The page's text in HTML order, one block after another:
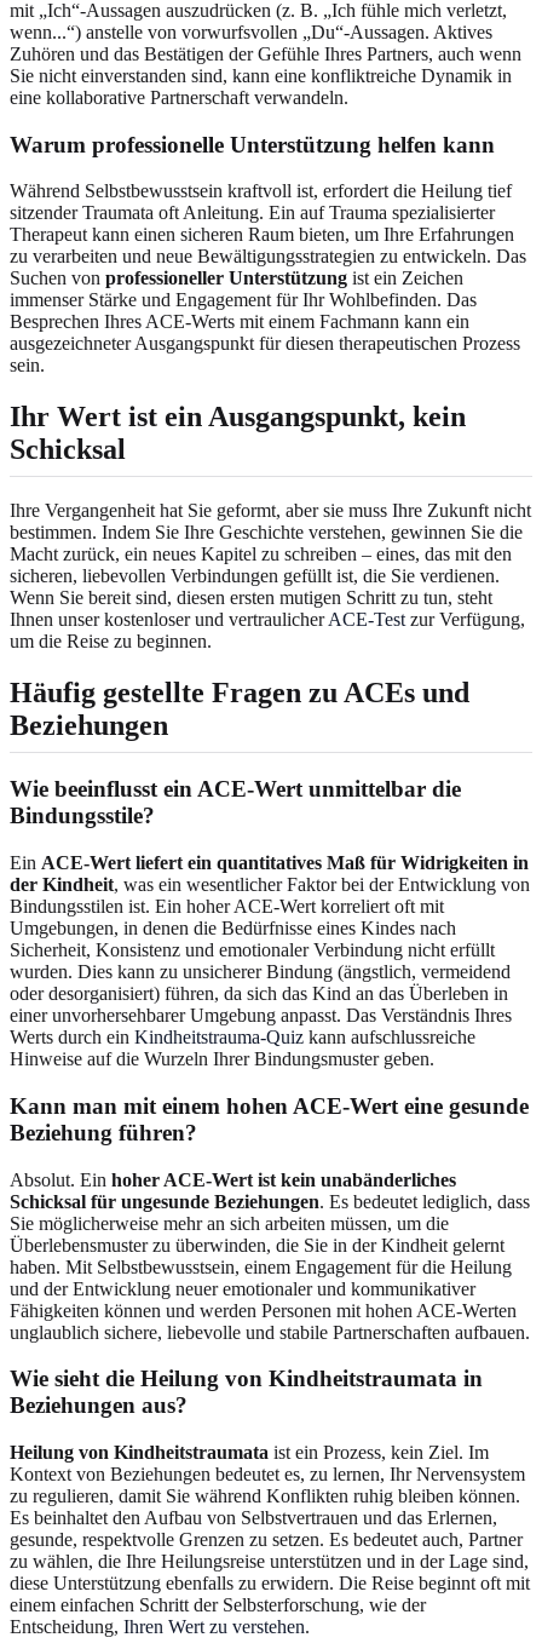
mit „Ich“-Aussagen auszudrücken (z. B. „Ich fühle mich verletzt,
wenn...“) anstelle von vorwurfsvollen „Du“-Aussagen. Aktives
Zuhören und das Bestätigen der Gefühle Ihres Partners, auch wenn
Sie nicht einverstanden sind, kann eine konfliktreiche Dynamik in
eine kollaborative Partnerschaft verwandeln.
Warum professionelle Unterstützung helfen kann
Während Selbstbewusstsein kraftvoll ist, erfordert die Heilung tief
sitzender Traumata oft Anleitung. Ein auf Trauma spezialisierter
Therapeut kann einen sicheren Raum bieten, um Ihre Erfahrungen
zu verarbeiten und neue Bewältigungsstrategien zu entwickeln. Das
Suchen von professioneller Unterstützung ist ein Zeichen
immenser Stärke und Engagement für Ihr Wohlbefinden. Das
Besprechen Ihres ACE-Werts mit einem Fachmann kann ein
ausgezeichneter Ausgangspunkt für diesen therapeutischen Prozess
sein.
Ihr Wert ist ein Ausgangspunkt, kein
Schicksal
Ihre Vergangenheit hat Sie geformt, aber sie muss Ihre Zukunft nicht
bestimmen. Indem Sie Ihre Geschichte verstehen, gewinnen Sie die
Macht zurück, ein neues Kapitel zu schreiben – eines, das mit den
sicheren, liebevollen Verbindungen gefüllt ist, die Sie verdienen.
Wenn Sie bereit sind, diesen ersten mutigen Schritt zu tun, steht
Ihnen unser kostenloser und vertraulicherACE-Testzur Verfügung,
um die Reise zu beginnen.
Häufig gestellte Fragen zu ACEs und
Beziehungen
Wie beeinflusst ein ACE-Wert unmittelbar die
Bindungsstile?
Ein ACE-Wert liefert ein quantitatives Maß für Widrigkeiten in
der Kindheit, was ein wesentlicher Faktor bei der Entwicklung von
Bindungsstilen ist. Ein hoher ACE-Wert korreliert oft mit
Umgebungen, in denen die Bedürfnisse eines Kindes nach
Sicherheit, Konsistenz und emotionaler Verbindung nicht erfüllt
wurden. Dies kann zu unsicherer Bindung (ängstlich, vermeidend
oder desorganisiert) führen, da sich das Kind an das Überleben in
einer unvorhersehbarer Umgebung anpasst. Das Verständnis Ihres
Werts durch ein Kindheitstrauma-Quiz kann aufschlussreiche
Hinweise auf die Wurzeln Ihrer Bindungsmuster geben.
Kann man mit einem hohen ACE-Wert eine gesunde
Beziehung führen?
Absolut. Ein hoher ACE-Wert ist kein unabänderliches
Schicksal für ungesunde Beziehungen. Es bedeutet lediglich, dass
Sie möglicherweise mehr an sich arbeiten müssen, um die
Überlebensmuster zu überwinden, die Sie in der Kindheit gelernt
haben. Mit Selbstbewusstsein, einem Engagement für die Heilung
und der Entwicklung neuer emotionaler und kommunikativer
Fähigkeiten können und werden Personen mit hohen ACE-Werten
unglaublich sichere, liebevolle und stabile Partnerschaften aufbauen.
Wie sieht die Heilung von Kindheitstraumata in
Beziehungen aus?
Heilung von Kindheitstraumata ist ein Prozess, kein Ziel. Im
Kontext von Beziehungen bedeutet es, zu lernen, Ihr Nervensystem
zu regulieren, damit Sie während Konflikten ruhig bleiben können.
Es beinhaltet den Aufbau von Selbstvertrauen und das Erlernen,
gesunde, respektvolle Grenzen zu setzen. Es bedeutet auch, Partner
zu wählen, die Ihre Heilungsreise unterstützen und in der Lage sind,
diese Unterstützung ebenfalls zu erwidern. Die Reise beginnt oft mit
einem einfachen Schritt der Selbsterforschung, wie der
Entscheidung, Ihren Wert zu verstehen.